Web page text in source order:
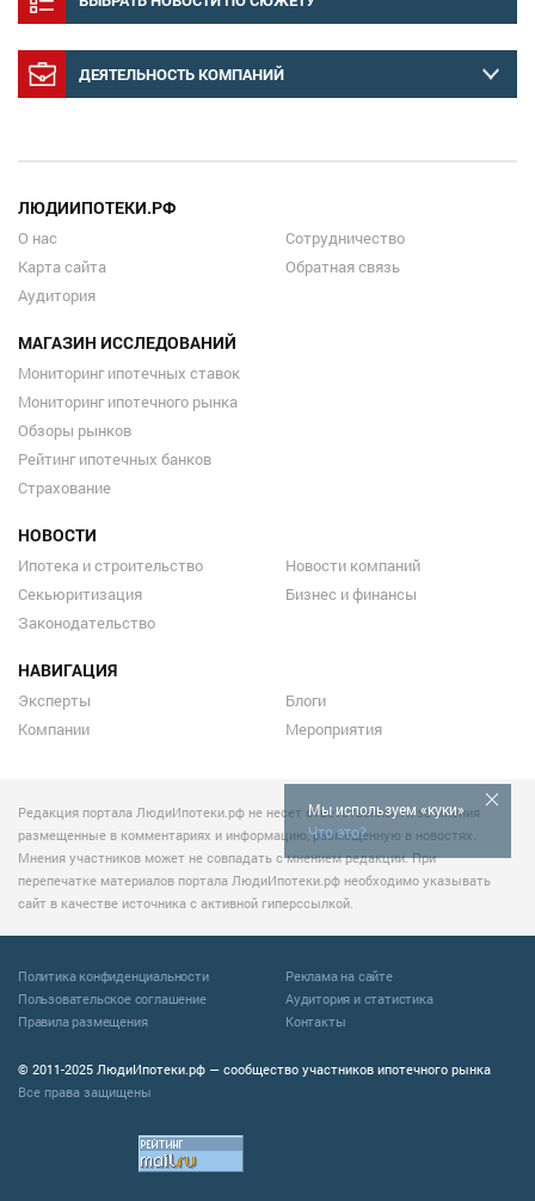
ДЕЯТЕЛЬНОСТЬ КОМПАНИЙ
Мы используем «куки»
Что это?
ЛЮДИИПОТЕКИ.РФ
О нас
Карта сайта
Аудитория
Сотрудничество
Обратная связь
МАГАЗИН ИССЛЕДОВАНИЙ
Мониторинг ипотечных ставок
Мониторинг ипотечного рынка
Обзоры рынков
Рейтинг ипотечных банков
Страхование
НОВОСТИ
Ипотека и строительство
Секьюритизация
Законодательство
Новости компаний
Бизнес и финансы
НАВИГАЦИЯ
Эксперты
Компании
Блоги
Мероприятия
Редакция портала ЛюдиИпотеки.рф не несет ответственности за мнения
размещенные в комментариях и информацию, размещенную в новостях.
Мнения участников может не совпадать с мнением редакции. При
перепечатке материалов портала ЛюдиИпотеки.рф необходимо указывать
сайт в качестве источника с активной гиперссылкой.
© 2011-2025 ЛюдиИпотеки.рф — сообщество участников ипотечного рынка
Все права защищены
Политика конфиденциальности
Пользовательское соглашение
Правила размещения
Реклама на сайте
Аудитория и статистика
Контакты